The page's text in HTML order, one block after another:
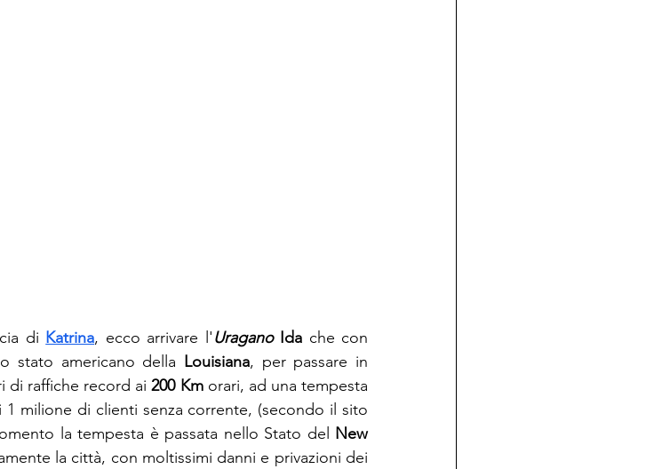
di Katrina, ecco arrivare l'Uragano Ida che con
stato americano della Louisiana, per passare in
di raffiche record ai 200 Km orari, ad una tempesta
milione di clienti senza corrente, (secondo il sito
la tempesta è passata nello Stato del New
la città, con moltissimi danni e privazioni dei